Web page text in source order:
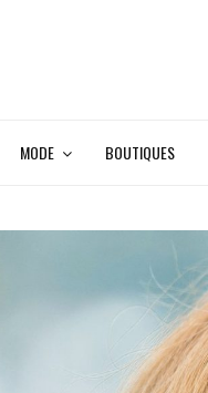
MODE BOUTIQUES